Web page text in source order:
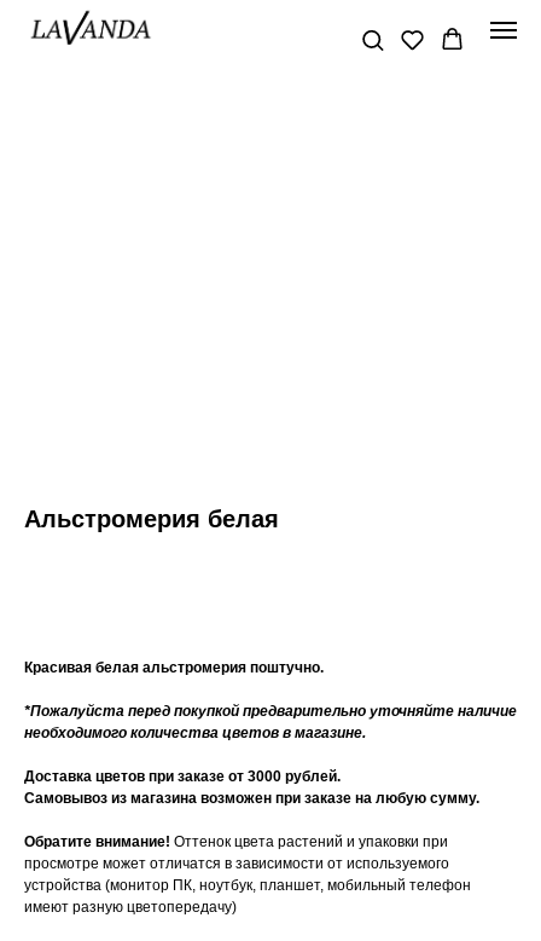
Альстромерия белая
Красивая белая альстромерия поштучно.
*Пожалуйста перед покупкой предварительно уточняйте наличие
необходимого количества цветов в магазине.
Доставка цветов при заказе от 3000 рублей.
Самовывоз из магазина возможен при заказе на любую сумму.
Обратите внимание! Оттенок цвета растений и упаковки при
просмотре может отличатся в зависимости от используемого
устройства (монитор ПК, ноутбук, планшет, мобильный телефон
имеют разную цветопередачу)